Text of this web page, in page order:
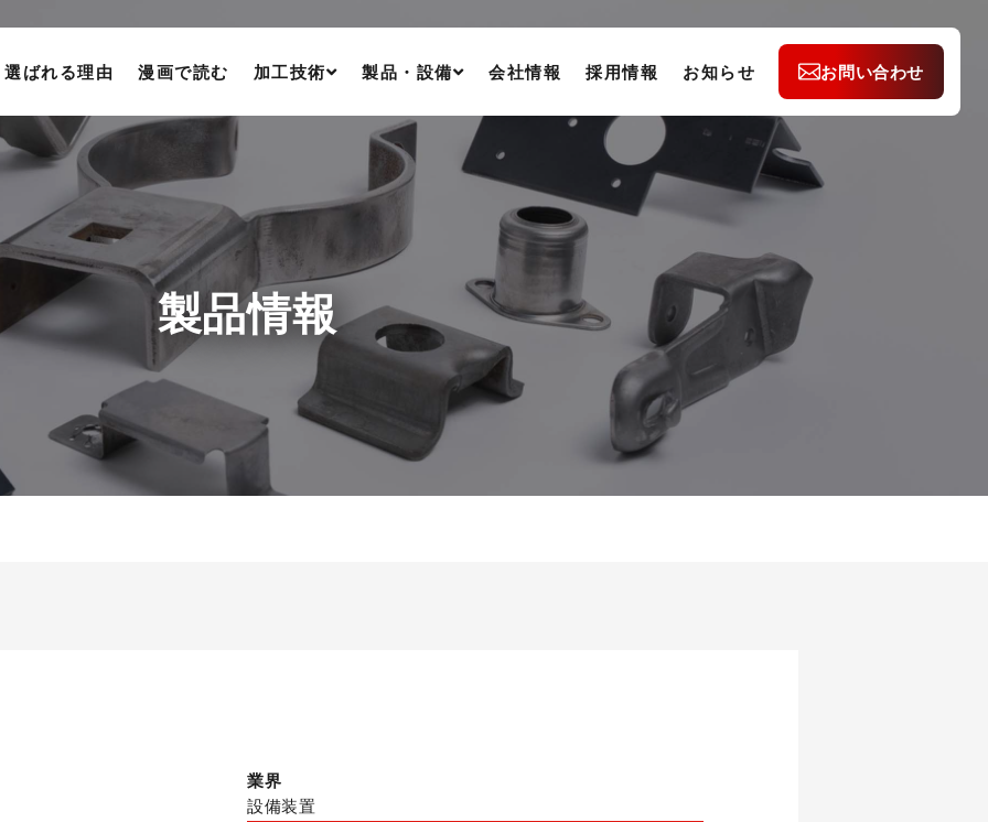
選ばれる理由 漫画で読む 加工技術
板金加工
ミニレベラーシャー
製品・設備
製品情報
会社情報 採用情報 お知らせ お問い合わせ
製品情報
業界
設備装置